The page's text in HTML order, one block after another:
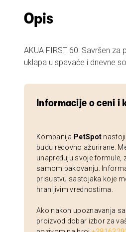
Opis
AKUA FIRST 60: Savršen
Informacije o ceni i
Kompanija PetSpot
budu redovno ažurirane.
unapređuju svoje formule,
samom pakovanju.
prisustvu sastojaka koje
hranljivim vrednostima.
Ako nakon upoznavanja
proizvod dobar izbor za